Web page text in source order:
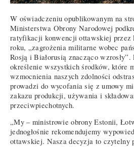
W oświadczeniu opublikowanym na
Ministerstwa Obrony Narodowej
ratyfikacji konwencji ottawskiej przez
roku, „zagrożenia militarne wobec
Rosją i Białorusią znacząco
określenie wszystkich środków, które
wzmocnienia naszych zdolności
prowadzi do wycofania się z umowy
zakazu produkcji, używania i
przeciwpiechotnych.
„My – ministrowie obrony Estonii,
jednogłośnie rekomendujemy
ottawskiej. Nasza decyzja to czytelny